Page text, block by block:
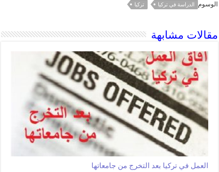
الوسوم الدراسة في تركيا تركيا
مقالات مشابهة
العمل في تركيا بعد التخرج من جامعاتها